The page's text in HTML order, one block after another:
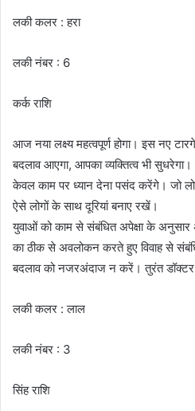
लकी कलर : हरा
लकी नंबर : 6
कर्क राशि
आज नया लक्ष्य महत्वपूर्ण होगा। इस नए
बदलाव आएगा, आपका व्यक्तित्व भी
केवल काम पर ध्यान देना पसंद करेंगे। जो
ऐसे लोगों के साथ दूरियां बनाए रखें।
युवाओं को काम से संबंधित अपेक्षा के अनुसार
का ठीक से अवलोकन करते हुए विवाह से
बदलाव को नजरअंदाज न करें। तुरंत डॉक्टर
लकी कलर : लाल
लकी नंबर : 3
सिंह राशि